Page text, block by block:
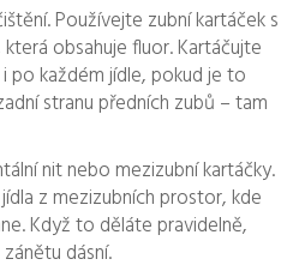
Používejte zubní kartáček s
obsahuje fluor. Kartáčujte
po každém jídle, pokud je to
stranu předních zubů – tam
nit nebo mezizubní kartáčky.
z mezizubních prostor, kde
Když to děláte pravidelně,
dásní.